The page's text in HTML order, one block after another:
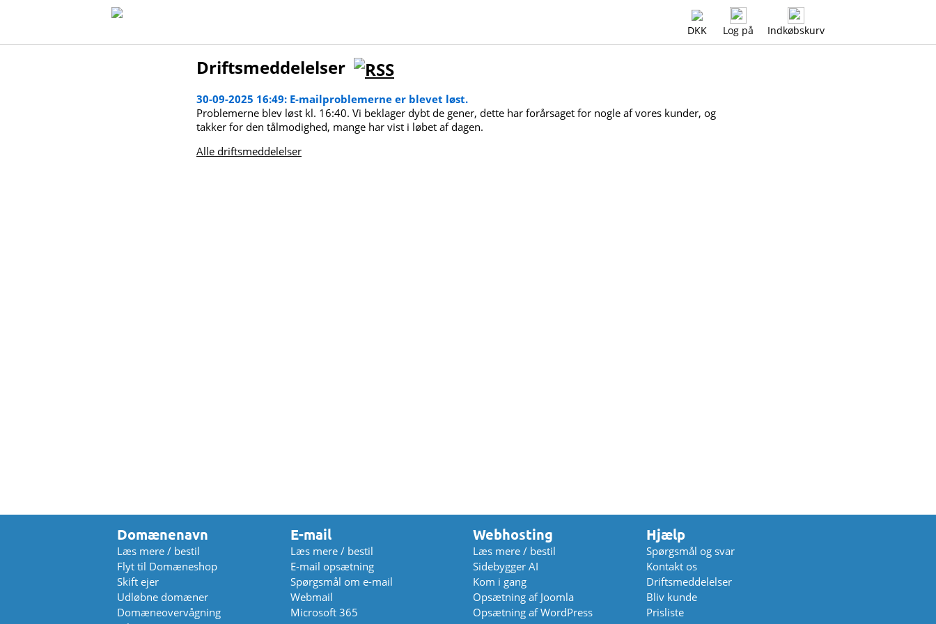
DKK Log på Indkøbskurv
Driftsmeddelelser
30-09-2025 16:49: E-mailproblemerne er blevet løst.
Problemerne blev løst kl. 16:40. Vi beklager dybt de gener, dette har forårsaget for nogle af vores kunder, og
takker for den tålmodighed, mange har vist i løbet af dagen.
Alle driftsmeddelelser
Domænenavn
Læs mere / bestil
Flyt til Domæneshop
Skift ejer
Udløbne domæner
Domæneovervågning
E-mail
Læs mere / bestil
E-mail opsætning
Spørgsmål om e-mail
Webmail
Microsoft 365
Webhosting
Læs mere / bestil
Sidebygger AI
Kom i gang
Opsætning af Joomla
Opsætning af WordPress
Hjælp
Spørgsmål og svar
Kontakt os
Driftsmeddelelser
Bliv kunde
Prisliste